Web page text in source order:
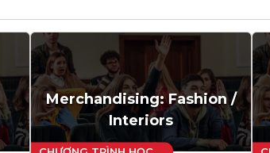
Merchandising: Fashion /
Interiors